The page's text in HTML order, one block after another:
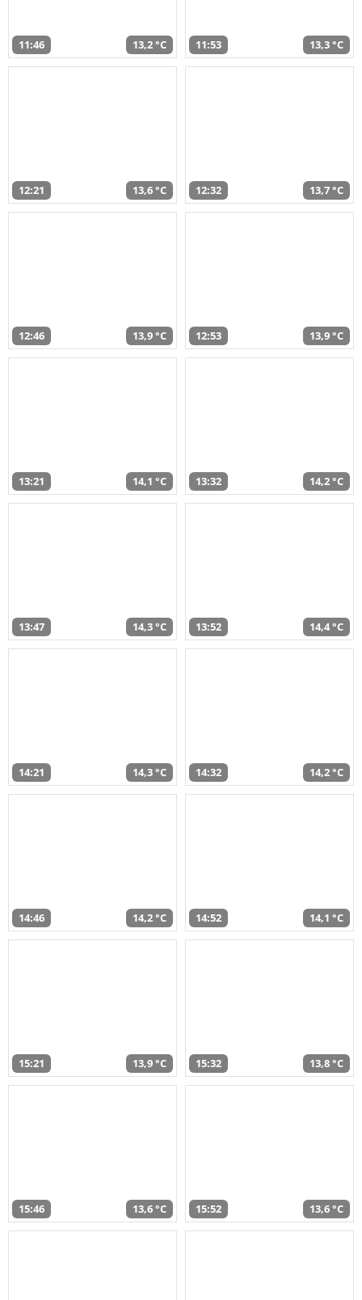
11:46 13,2 °C 11:53 13,3 °C
12:21 13,6 °C 12:32 13,7 °C
12:46 13,9 °C 12:53 13,9 °C
13:21 14,1 °C 13:32 14,2 °C
13:47 14,3 °C 13:52 14,4 °C
14:21 14,3 °C 14:32 14,2 °C
14:46 14,2 °C 14:52 14,1 °C
15:21 13,9 °C 15:32 13,8 °C
15:46 13,6 °C 15:52 13,6 °C